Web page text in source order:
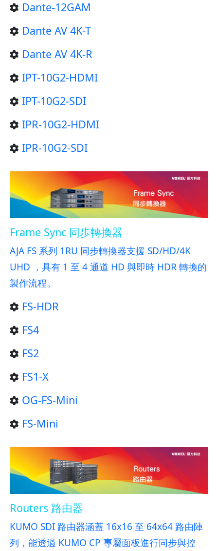
Dante-12GAM
Dante AV 4K-T
Dante AV 4K-R
IPT-10G2-HDMI
IPT-10G2-SDI
IPR-10G2-HDMI
IPR-10G2-SDI
Frame Sync 同歩轉換器
AJA FS 系列 1RU 同步轉換器支援 SD/HD/4K
UHD ，具有 1 至 4 通道 HD 與即時 HDR 轉換的
製作流程。
FS-HDR
FS4
FS2
FS1-X
OG-FS-Mini
FS-Mini
Routers 路由器
KUMO SDI 路由器涵蓋 16x16 至 64x64 路由陣
列，能透過 KUMO CP 專屬面板進行同步與控